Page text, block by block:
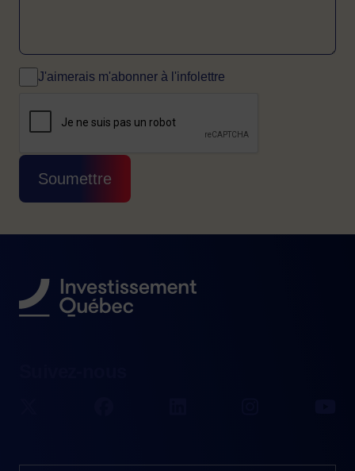
J'aimerais m'abonner à l'infolettre
Cette question sert à vérifier si vous êtes
Soumettre